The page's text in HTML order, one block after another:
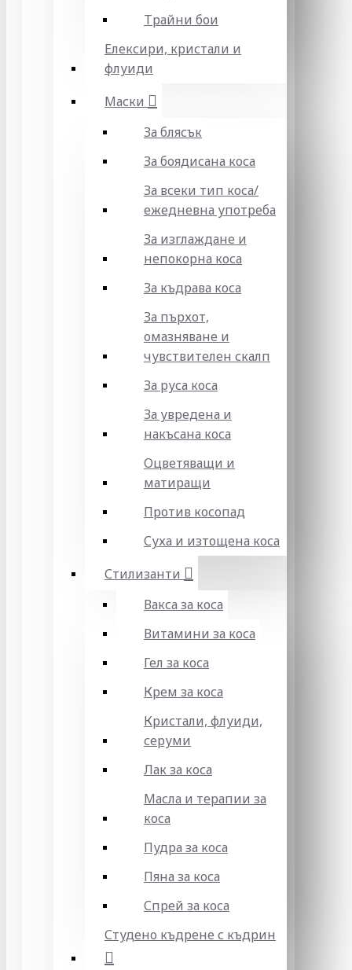
Трайни бои
Елексири, кристали и
флуиди
Маски
За блясък
За боядисана коса
За всеки тип коса/
ежедневна употреба
За изглаждане и
непокорна коса
За къдрава коса
За пърхот,
омазняване и
чувствителен скалп
За руса коса
За увредена и
накъсана коса
Оцветяващи и
матиращи
Против косопад
Суха и изтощена коса
Стилизанти
Вакса за коса
Витамини за коса
Гел за коса
Крем за коса
Кристали, флуиди,
серуми
Лак за коса
Масла и терапии за
коса
Пудра за коса
Пяна за коса
Спрей за коса
Студено къдрене с къдрин